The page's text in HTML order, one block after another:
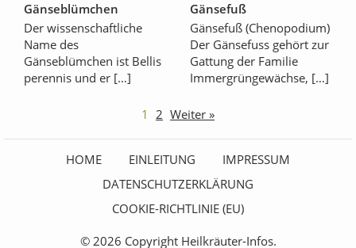
Gänseblümchen
Der wissenschaftliche
Name des
Gänseblümchen ist Bellis
perennis und er […]
Gänsefuß
Gänsefuß (Chenopodium)
Der Gänsefuss gehört zur
Gattung der Familie
Immergrüngewächse, […]
1 2 Weiter »
HOME EINLEITUNG
IMPRESSUM
DATENSCHUTZERKLÄRUNG
COOKIE-RICHTLINIE (EU)
© 2026 Copyright Heilkräuter-Infos.